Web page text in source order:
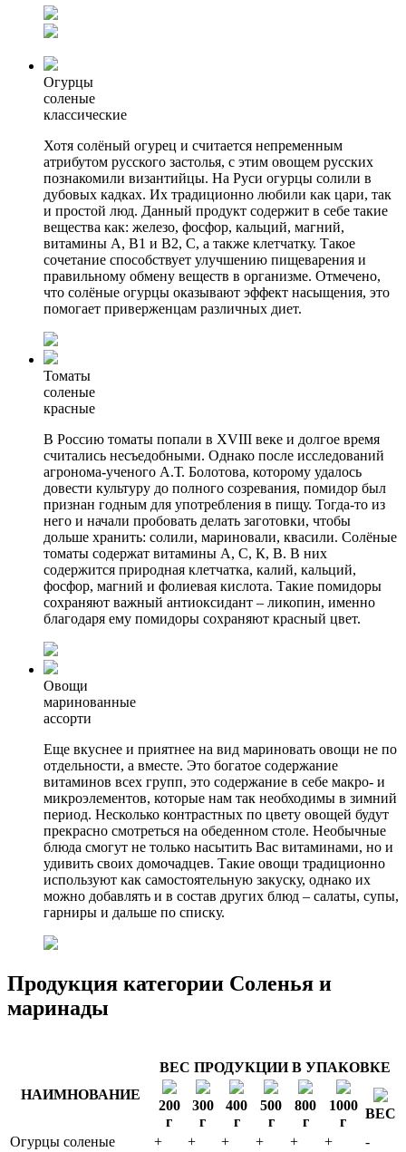
Огурцы
соленые
классические
Хотя солёный огурец и считается непременным
атрибутом русского застолья, с этим овощем русских
познакомили византийцы. На Руси огурцы солили в
дубовых кадках. Их традиционно любили как цари, так
и простой люд. Данный продукт содержит в себе такие
вещества как: железо, фосфор, кальций, магний,
витамины А, В1 и В2, С, а также клетчатку. Такое
сочетание способствует улучшению пищеварения и
правильному обмену веществ в организме. Отмечено,
что солёные огурцы оказывают эффект насыщения, это
помогает приверженцам различных диет.
Томаты
соленые
красные
В Россию томаты попали в XVIII веке и долгое время
считались несъедобными. Однако после исследований
агронома-ученого А.Т. Болотова, которому удалось
довести культуру до полного созревания, помидор был
признан годным для употребления в пищу. Тогда-то из
него и начали пробовать делать заготовки, чтобы
дольше хранить: солили, мариновали, квасили. Солёные
томаты содержат витамины А, С, К, В. В них
содержится природная клетчатка, калий, кальций,
фосфор, магний и фолиевая кислота. Такие помидоры
сохраняют важный антиоксидант – ликопин, именно
благодаря ему помидоры сохраняют красный цвет.
Овощи
маринованные
ассорти
Еще вкуснее и приятнее на вид мариновать овощи не по
отдельности, а вместе. Это богатое содержание
витаминов всех групп, это содержание в себе макро- и
микроэлементов, которые нам так необходимы в зимний
период. Несколько контрастных по цвету овощей будут
прекрасно смотреться на обеденном столе. Необычные
блюда смогут не только насытить Вас витаминами, но и
удивить своих домочадцев. Такие овощи традиционно
используют как самостоятельную закуску, однако их
можно добавлять и в состав других блюд – салаты, супы,
гарниры и дальше по списку.
Продукция категории Соленья и
маринады
НАИМНОВАНИЕ
ВЕС ПРОДУКЦИИ В УПАКОВКЕ
200
г
300
г
400
г
500
г
800
г
1000
г
ВЕС
Огурцы соленые
+ + + + + +
-